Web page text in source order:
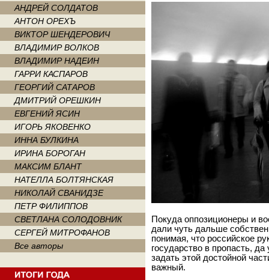
АНДРЕЙ СОЛДАТОВ
АНТОН ОРЕХЪ
ВИКТОР ШЕНДЕРОВИЧ
ВЛАДИМИР ВОЛКОВ
ВЛАДИМИР НАДЕИН
ГАРРИ КАСПАРОВ
ГЕОРГИЙ САТАРОВ
ДМИТРИЙ ОРЕШКИН
ЕВГЕНИЙ ЯСИН
ИГОРЬ ЯКОВЕНКО
ИННА БУЛКИНА
ИРИНА БОРОГАН
МАКСИМ БЛАНТ
НАТЕЛЛА БОЛТЯНСКАЯ
НИКОЛАЙ СВАНИДЗЕ
ПЕТР ФИЛИППОВ
СВЕТЛАНА СОЛОДОВНИК
СЕРГЕЙ МИТРОФАНОВ
Все авторы
Покуда оппозиционеры и
дали чуть дальше
понимая, что российское
государство в пропасть,
задать этой достойной
важный.